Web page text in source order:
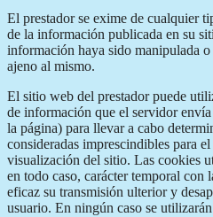
El prestador se exime de cualquier
de la información publicada en su
información haya sido manipulada
ajeno al mismo.
El sitio web del prestador puede
de información que el servidor
la página) para llevar a cabo
consideradas imprescindibles para
visualización del sitio. Las cookies
en todo caso, carácter temporal con
eficaz su transmisión ulterior y
usuario. En ningún caso se